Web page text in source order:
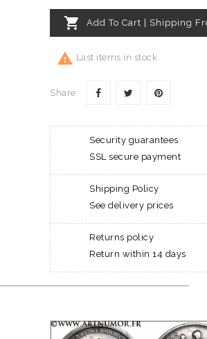
 Add To Cart | Shipping
 Last items in stock
Share
Security guarantees
SSL secure payment
Shipping Policy
See delivery prices
Returns policy
Return within 14 days